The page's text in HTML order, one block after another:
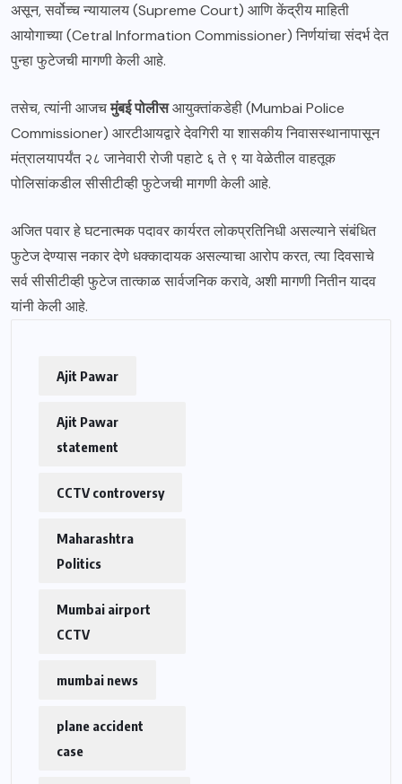
असून, सर्वोच्च न्यायालय (Supreme Court) आणि केंद्रीय माहिती
आयोगाच्या (Cetral Information Commissioner) निर्णयांचा संदर्भ देत
पुन्हा फुटेजची मागणी केली आहे.
तसेच, त्यांनी आजचमुंबई पोलीसआयुक्तांकडेही (Mumbai Police
Commissioner) आरटीआयद्वारे देवगिरी या शासकीय निवासस्थानापासून
मंत्रालयापर्यंत २८ जानेवारी रोजी पहाटे ६ ते ९ या वेळेतील वाहतूक
पोलिसांकडील सीसीटीव्ही फुटेजची मागणी केली आहे.
अजित पवार हे घटनात्मक पदावर कार्यरत लोकप्रतिनिधी असल्याने संबंधित
फुटेज देण्यास नकार देणे धक्कादायक असल्याचा आरोप करत, त्या दिवसाचे
सर्व सीसीटीव्ही फुटेज तात्काळ सार्वजनिक करावे, अशी मागणी नितीन यादव
यांनी केली आहे.
Ajit Pawar
Ajit Pawar
statement
CCTV controversy
Maharashtra
Politics
Mumbai airport
CCTV
mumbai news
plane accident
case